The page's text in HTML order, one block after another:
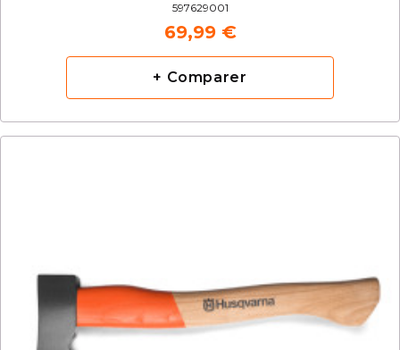
597629001
69,99 €
+ Comparer